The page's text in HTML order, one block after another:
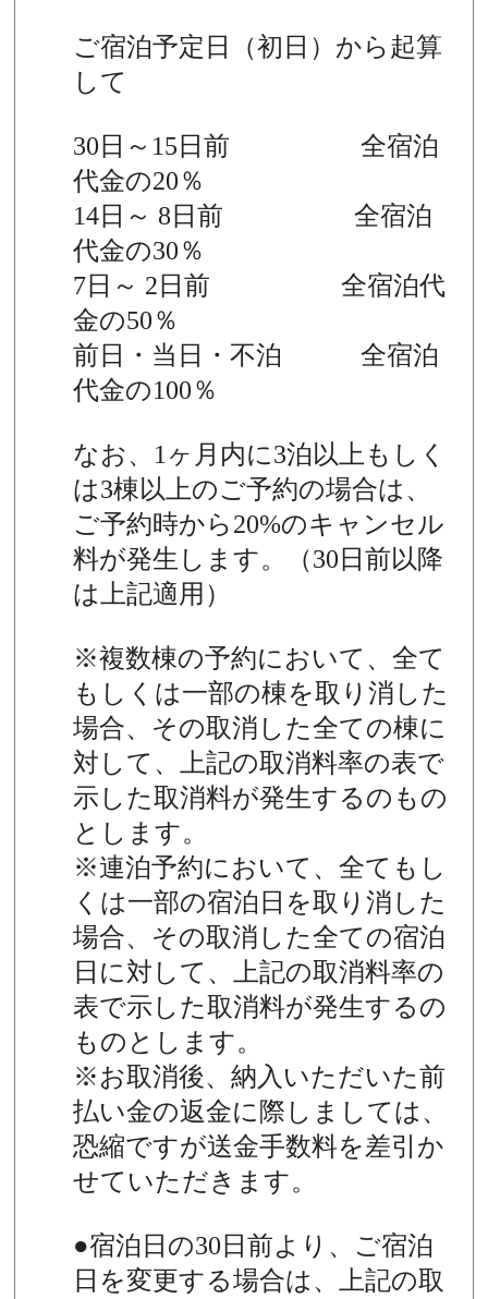
ご宿泊予定日（初日）から起算
して
30日～15日前 全宿泊
代金の20％
14日～ 8日前 全宿泊
代金の30％
7日～ 2日前 全宿泊代
金の50％
前日・当日・不泊 全宿泊
代金の100％
なお、1ヶ月内に3泊以上もしく
は3棟以上のご予約の場合は、
ご予約時から20%のキャンセル
料が発生します。（30日前以降
は上記適用）
※複数棟の予約において、全て
もしくは一部の棟を取り消した
場合、その取消した全ての棟に
対して、上記の取消料率の表で
示した取消料が発生するのもの
とします。
※連泊予約において、全てもし
くは一部の宿泊日を取り消した
場合、その取消した全ての宿泊
日に対して、上記の取消料率の
表で示した取消料が発生するの
ものとします。
※お取消後、納入いただいた前
払い金の返金に際しましては、
恐縮ですが送金手数料を差引か
せていただきます。
●宿泊日の30日前より、ご宿泊
日を変更する場合は、上記の取